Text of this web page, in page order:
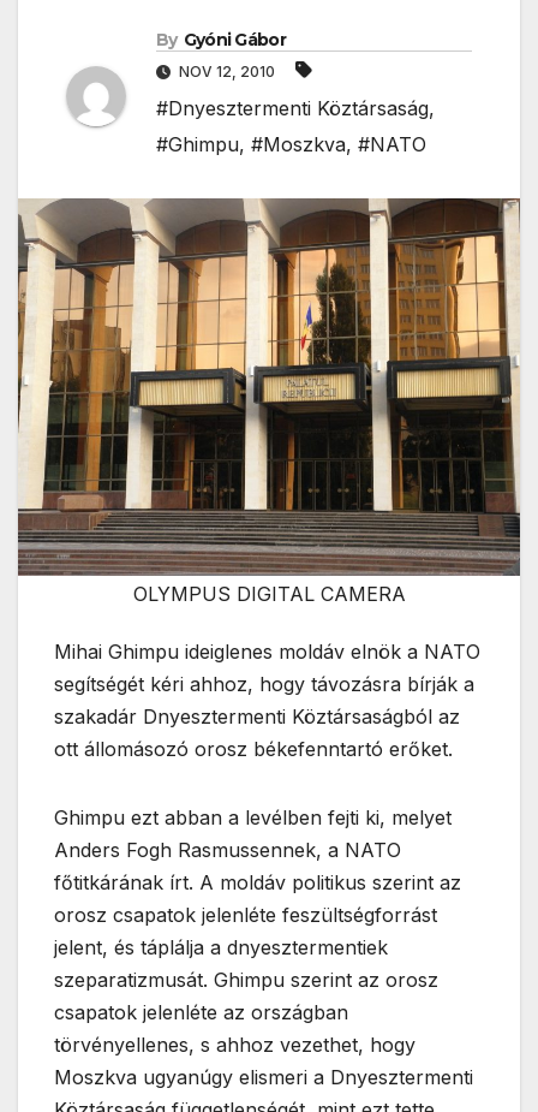
By Gyóni Gábor
NOV 12, 2010
#Dnyesztermenti Köztársaság,
#Ghimpu, #Moszkva, #NATO
OLYMPUS DIGITAL CAMERA
Mihai Ghimpu ideiglenes moldáv elnök a NATO
segítségét kéri ahhoz, hogy távozásra bírják a
szakadár Dnyesztermenti Köztársaságból az
ott állomásozó orosz békefenntartó erőket.
Ghimpu ezt abban a levélben fejti ki, melyet
Anders Fogh Rasmussennek, a NATO
főtitkárának írt. A moldáv politikus szerint az
orosz csapatok jelenléte feszültségforrást
jelent, és táplálja a dnyesztermentiek
szeparatizmusát. Ghimpu szerint az orosz
csapatok jelenléte az országban
törvényellenes, s ahhoz vezethet, hogy
Moszkva ugyanúgy elismeri a Dnyesztermenti